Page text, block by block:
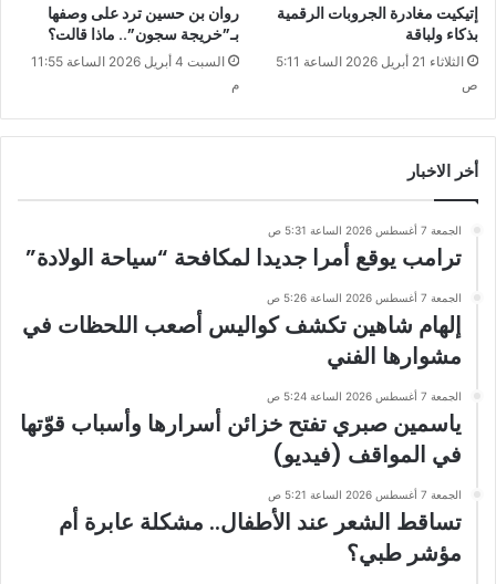
إتيكيت مغادرة الجروبات الرقمية
بذكاء ولباقة
الثلاثاء 21 أبريل 2026 الساعة 5:11
ص
روان بن حسين ترد على وصفها
بـ”خريجة سجون”.. ماذا قالت؟
السبت 4 أبريل 2026 الساعة 11:55
م
أخر الاخبار
الجمعة 7 أغسطس 2026 الساعة 5:31 ص
ترامب يوقع أمرا جديدا لمكافحة “سياحة الولادة”
الجمعة 7 أغسطس 2026 الساعة 5:26 ص
إلهام شاهين تكشف كواليس أصعب اللحظات في
مشوارها الفني
الجمعة 7 أغسطس 2026 الساعة 5:24 ص
ياسمين صبري تفتح خزائن أسرارها وأسباب قوّتها
في المواقف (فيديو)
الجمعة 7 أغسطس 2026 الساعة 5:21 ص
تساقط الشعر عند الأطفال.. مشكلة عابرة أم
مؤشر طبي؟